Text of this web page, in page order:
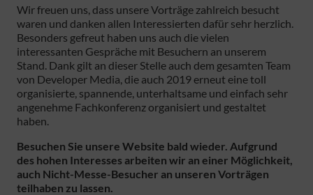
Wir freuen uns, dass unsere Vorträge zahlreich besucht
waren und danken allen Interessierten dafür sehr herzlich.
Besonders gefreut haben uns auch die vielen
interessanten Gespräche mit Besuchern an unserem
Stand. Dank gilt an dieser Stelle auch dem gesamten Team
von Developer Media, die auch 2019 erneut eine toll
organisierte, spannende, unterhaltsame und einfach sehr
angenehme Fachkonferenz organisiert und gestaltet
haben.
Besuchen Sie unsere Website bald wieder. Aufgrund
des hohen Interesses arbeiten wir an einer Möglichkeit,
auch Nicht-Messe-Besucher an unseren Vorträgen
teilhaben zu lassen.